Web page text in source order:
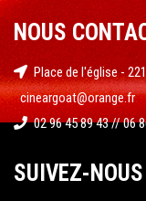
NOUS
Place de l'église -
cineargoat@orange.fr
02 96 45 89 43 // 06
SUIVEZ-NOUS